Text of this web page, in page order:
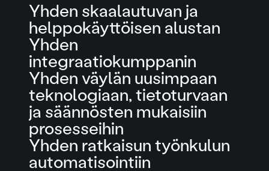
Yhden skaalautuvan ja
helppokäyttöisen alustan
Yhden
integraatiokumppanin
Yhden väylän uusimpaan
teknologiaan, tietoturvaan
ja säännösten mukaisiin
prosesseihin
Yhden ratkaisun työnkulun
automatisointiin